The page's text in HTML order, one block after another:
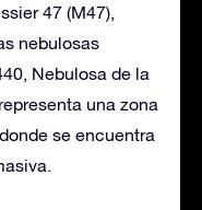
47 (M47),
nebulosas
Nebulosa de la
una zona
se encuentra